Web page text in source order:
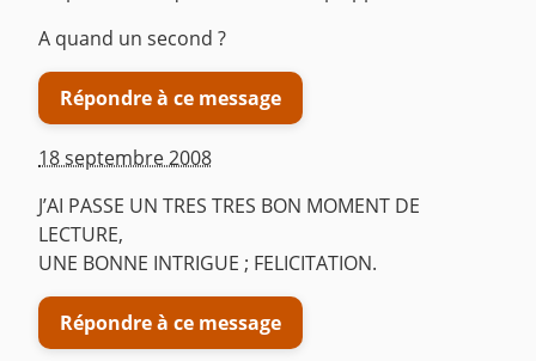
A quand un second ?
Répondre à ce message
18 septembre 2008
J’AI PASSE UN TRES TRES BON MOMENT DE
LECTURE,
UNE BONNE INTRIGUE ; FELICITATION.
Répondre à ce message